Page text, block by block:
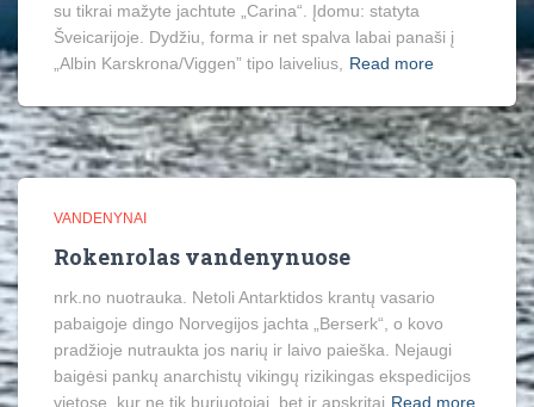
su tikrai mažyte jachtute „Carina“. Įdomu: statyta
Šveicarijoje. Dydžiu, forma ir net spalva labai panaši į
„Albin Karskrona/Viggen” tipo laivelius,
Read more
VANDENYNAI
Rokenrolas vandenynuose
nrk.no nuotrauka. Netoli Antarktidos krantų vasario
pabaigoje dingo Norvegijos jachta „Berserk“, o kovo
pradžioje nutraukta jos narių ir laivo paieška. Nejaugi
baigėsi pankų anarchistų vikingų rizikingas ekspedicijos
vietose, kur ne tik buriuotojai, bet ir apskritai Read more